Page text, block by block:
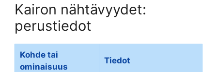
Kairon nähtävyydet:
perustiedot
Kohde tai
ominaisuus
Tiedot